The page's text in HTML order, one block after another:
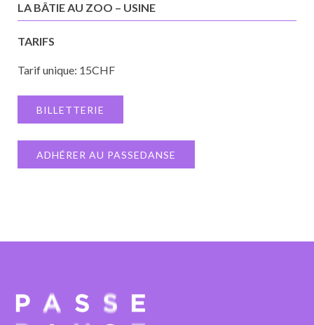
LA BÂTIE AU ZOO – USINE
TARIFS
Tarif unique: 15CHF
BILLETTERIE
ADHÉRER AU PASSEDANSE